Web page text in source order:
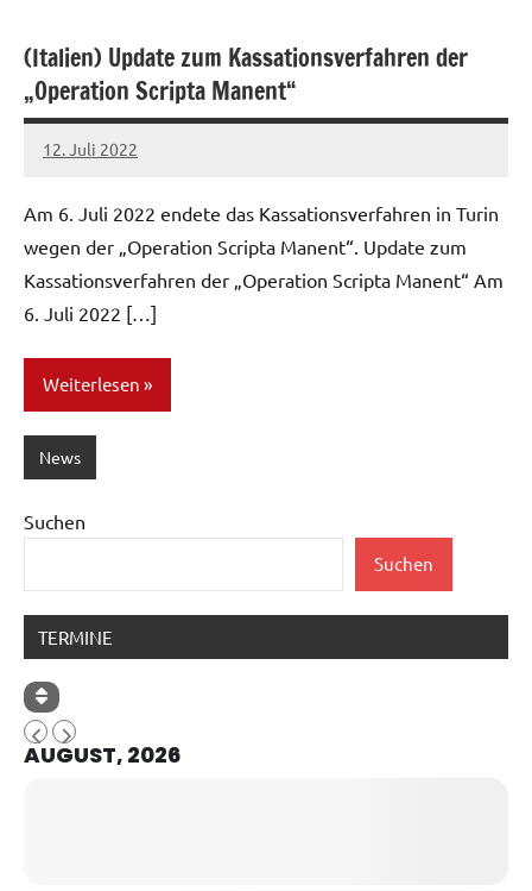
(Italien) Update zum Kassationsverfahren der
„Operation Scripta Manent“
12. Juli 2022
network
Am 6. Juli 2022 endete das Kassationsverfahren in Turin
wegen der „Operation Scripta Manent“. Update zum
Kassationsverfahren der „Operation Scripta Manent“ Am
6. Juli 2022 […]
Weiterlesen
News
Suchen
Suchen
TERMINE
AUGUST, 2026